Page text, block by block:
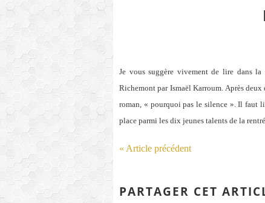
Je vous suggère vivement de lire dans
Richemont par Ismaël Karroum. Après
roman, « pourquoi pas le silence ». Il faut
place parmi les dix jeunes talents de la
« Article précédent
PARTAGER CET